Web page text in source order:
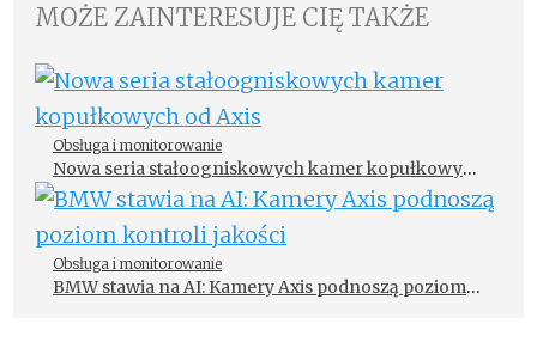
MOŻE ZAINTERESUJE CIĘ TAKŻE
Obsługa i monitorowanie
Nowa seria stałoogniskowych kamer kopułkowych
od Axis
Obsługa i monitorowanie
BMW stawia na AI: Kamery Axis podnoszą poziom